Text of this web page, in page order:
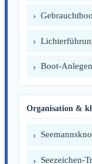
Boot-
Organisation &
Seezeichen-